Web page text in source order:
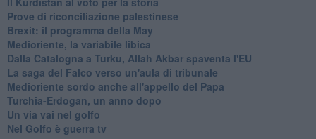
Prove di riconciliazione palestinese
Brexit: il programma della May
Medioriente, la variabile libica
Dalla Catalogna a Turku, Allah Akbar spaventa l'EU
La saga del Falco verso un'aula di tribunale
Medioriente sordo anche all'appello del Papa
Turchia-Erdogan, un anno dopo
Un via vai nel golfo
Nel Golfo è guerra tv